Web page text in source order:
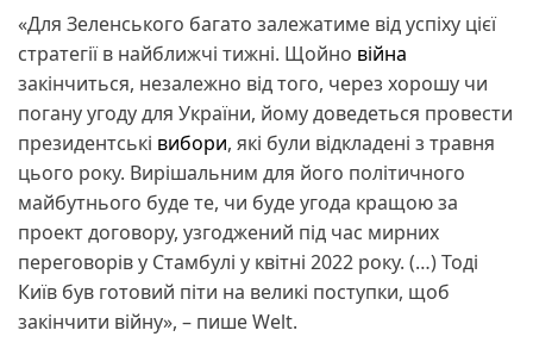
«Для Зеленського багато залежатиме від успіху цієї
стратегії в найближчі тижні. Щойно війна
закінчиться, незалежно від того, через хорошу чи
погану угоду для України, йому доведеться провести
президентські вибори, які були відкладені з травня
цього року. Вирішальним для його політичного
майбутнього буде те, чи буде угода кращою за
проект договору, узгоджений під час мирних
переговорів у Стамбулі у квітні 2022 року. (…) Тоді
Київ був готовий піти на великі поступки, щоб
закінчити війну», – пише Welt.